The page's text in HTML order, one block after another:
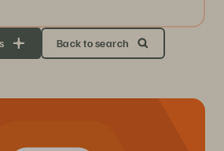
Back to search